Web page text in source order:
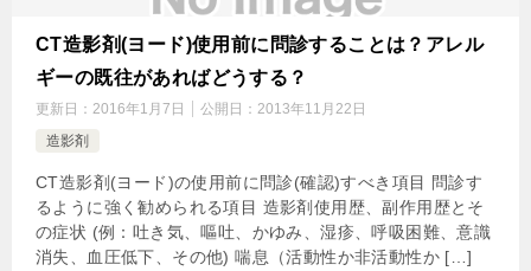
CT造影剤(ヨード)使用前に問診することは？アレル
ギーの既往があればどうする？
更新日： 2016年1月7日 公開日： 2013年11月22日
造影剤
CT造影剤(ヨード)の使用前に問診(確認)すべき項目 問診す
るように強く勧められる項目 造影剤使用歴、副作用歴とそ
の症状 (例：吐き気、嘔吐、かゆみ、湿疹、呼吸困難、意識
消失、血圧低下、その他) 喘息（活動性か非活動性か […]